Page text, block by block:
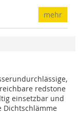
mehr
redstone
einsetzbar und
Dichtschlämme